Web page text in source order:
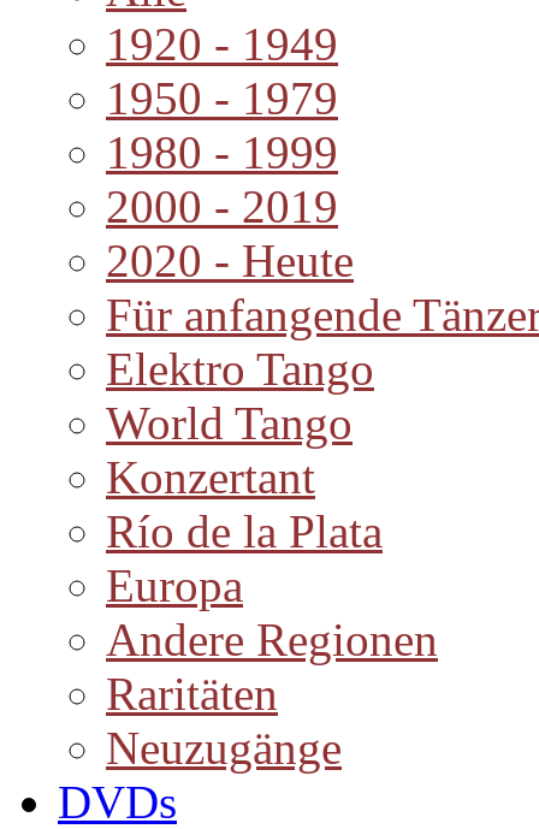
1920 - 1949
1950 - 1979
1980 - 1999
2000 - 2019
2020 - Heute
Für anfangende
Elektro Tango
World Tango
Konzertant
Río de la Plata
Europa
Andere Regionen
Raritäten
Neuzugänge
DVDs